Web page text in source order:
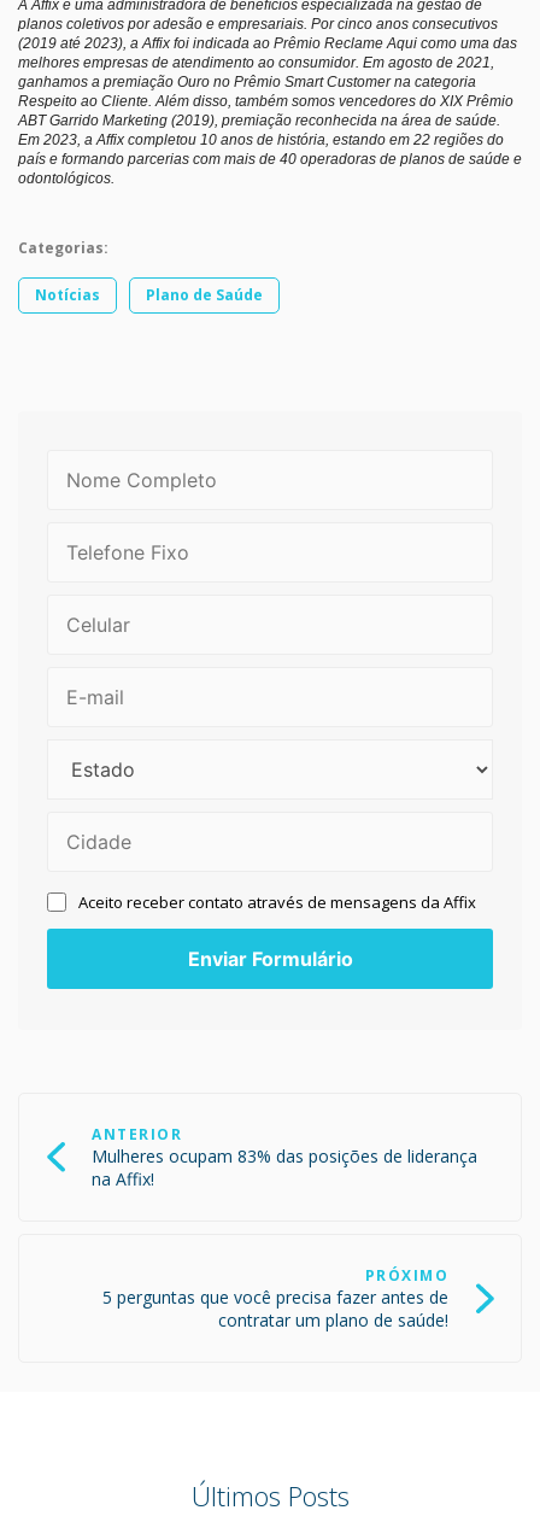
A Affix é uma administradora de benefícios especializada na gestão de
planos coletivos por adesão e empresariais. Por cinco anos consecutivos
(2019 até 2023), a Affix foi indicada ao Prêmio Reclame Aqui como uma das
melhores empresas de atendimento ao consumidor. Em agosto de 2021,
ganhamos a premiação Ouro no Prêmio Smart Customer na categoria
Respeito ao Cliente. Além disso, também somos vencedores do XIX Prêmio
ABT Garrido Marketing (2019), premiação reconhecida na área de saúde.
Em 2023, a Affix completou 10 anos de história, estando em 22 regiões do
país e formando parcerias com mais de 40 operadoras de planos de saúde e
odontológicos.
Categorias:
Notícias Plano de Saúde
Aceito receber contato através de mensagens da Affix
Post ANTERIOR
Mulheres ocupam 83% das posições de liderança
na Affix!
PRÓXIMO
5 perguntas que você precisa fazer antes de
contratar um plano de saúde!
Últimos Posts